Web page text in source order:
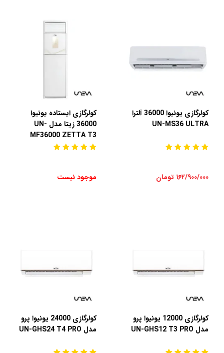
کولرگازی یونیوا 36000 آلترا
UN-MS36 ULTRA
۱۶۲/۹۰۰/۰۰۰ تومان
کولرگازی ایستاده یونیوا
36000 زیتا مدل UN-
MF36000 ZETTA T3
موجود نیست
کولرگازی 12000 یونیوا پرو
مدل UN-GHS12 T3 PRO
کولرگازی 24000 یونیوا پرو
مدل UN-GHS24 T4 PRO